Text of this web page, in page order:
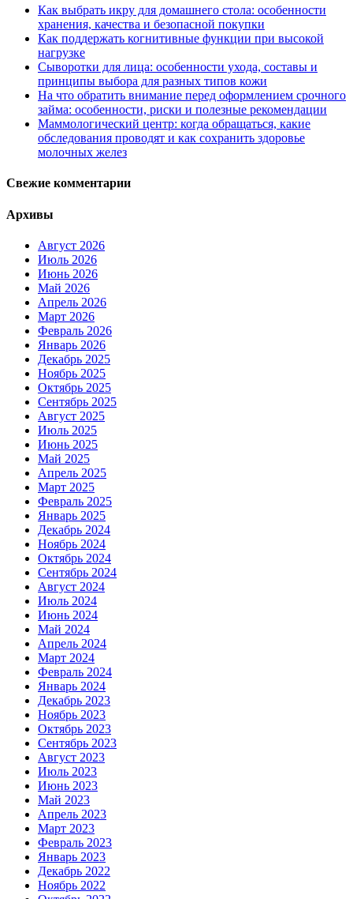
Как выбрать икру для домашнего стола: особенности
хранения, качества и безопасной покупки
Как поддержать когнитивные функции при высокой
нагрузке
Сыворотки для лица: особенности ухода, составы и
принципы выбора для разных типов кожи
На что обратить внимание перед оформлением срочного
займа: особенности, риски и полезные рекомендации
Маммологический центр: когда обращаться, какие
обследования проводят и как сохранить здоровье
молочных желез
Свежие комментарии
Архивы
Август 2026
Июль 2026
Июнь 2026
Май 2026
Апрель 2026
Март 2026
Февраль 2026
Январь 2026
Декабрь 2025
Ноябрь 2025
Октябрь 2025
Сентябрь 2025
Август 2025
Июль 2025
Июнь 2025
Май 2025
Апрель 2025
Март 2025
Февраль 2025
Январь 2025
Декабрь 2024
Ноябрь 2024
Октябрь 2024
Сентябрь 2024
Август 2024
Июль 2024
Июнь 2024
Май 2024
Апрель 2024
Март 2024
Февраль 2024
Январь 2024
Декабрь 2023
Ноябрь 2023
Октябрь 2023
Сентябрь 2023
Август 2023
Июль 2023
Июнь 2023
Май 2023
Апрель 2023
Март 2023
Февраль 2023
Январь 2023
Декабрь 2022
Ноябрь 2022